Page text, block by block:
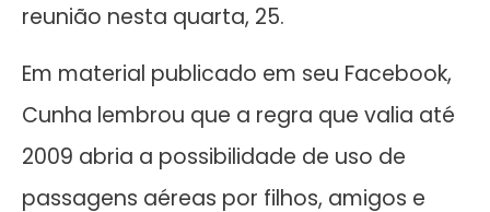
reunião nesta quarta, 25.
Em material publicado em seu Facebook,
Cunha lembrou que a regra que valia até
2009 abria a possibilidade de uso de
passagens aéreas por filhos, amigos e